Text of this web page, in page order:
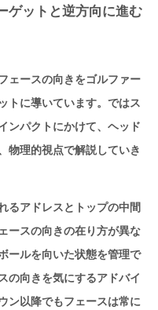
ゲットと逆方向に進む
ェースの向きをゴルファー
トに導いています。ではス
ンパクトにかけて、ヘッド
物理的視点で解説していき
るアドレスとトップの中間
ースの向きの在り方が異な
ールを向いた状態を管理で
の向きを気にするアドバイ
ン以降でもフェースは常に